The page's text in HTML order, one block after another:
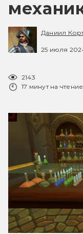
Даниил
25 июля
2143
17 минут на чтение